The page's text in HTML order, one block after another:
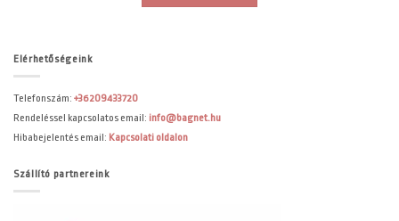
Elérhetőségeink
Telefonszám: +36209433720
Rendeléssel kapcsolatos email: info@bagnet.hu
Hibabejelentés email: Kapcsolati oldalon
Szállító partnereink